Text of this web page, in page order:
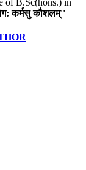
कर्मसु कौशलम्''